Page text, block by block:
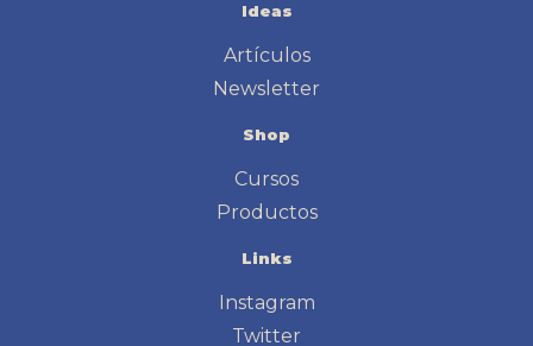
Ideas
Artículos
Newsletter
Shop
Cursos
Productos
Links
Instagram
Twitter